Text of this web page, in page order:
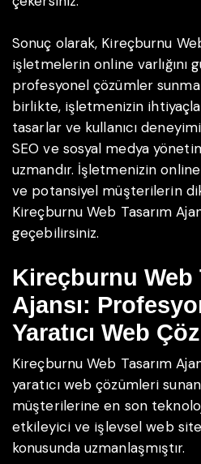
Sonuç olarak, Kireçburnu
işletmelerin online varlığını
profesyonel çözümler
birlikte, işletmenizin
tasarlar ve kullanıcı
SEO ve sosyal medya
uzmandır. İşletmenizin
ve potansiyel müşterilerin
Kireçburnu Web Tasarım
geçebilirsiniz.
Kireçburnu Web
Ajansı:
Yaratıcı Web
Kireçburnu Web Tasarım
yaratıcı web çözümleri
müşterilerine en son
etkileyici ve işlevsel web
konusunda uzmanlaşmıştır.